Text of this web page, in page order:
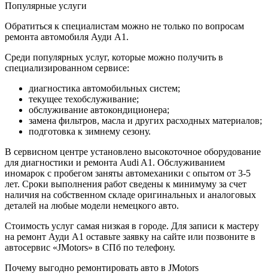
Популярные услуги
Обратиться к специалистам можно не только по вопросам
ремонта автомобиля Ауди A1.
Среди популярных услуг, которые можно получить в
специализированном сервисе:
диагностика автомобильных систем;
текущее техобслуживание;
обслуживание автокондиционера;
замена фильтров, масла и других расходных материалов;
подготовка к зимнему сезону.
В сервисном центре установлено высокоточное оборудование
для диагностики и ремонта Audi A1. Обслуживанием
иномарок с пробегом заняты автомеханики с опытом от 3-5
лет. Сроки выполнения работ сведены к минимуму за счет
наличия на собственном складе оригинальных и аналоговых
деталей на любые модели немецкого авто.
Стоимость услуг самая низкая в городе. Для записи к мастеру
на ремонт Ауди A1 оставьте заявку на сайте или позвоните в
автосервис «JMotors» в СПб по телефону.
Почему выгодно ремонтировать авто в JMotors